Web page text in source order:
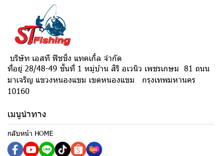
บริษัท เอสที ฟิชชิ่ง แทคเกิ้ล จำกัด
ที่อยู่ 28/48-49 ชั้นที่ 1 หมู่บ้าน สิริ อเวนิว เพชรเกษม 81 ถนน
มาเจริญ แขวงหนองแขม เขตหนองแขม กรุงเทพมหานคร
10160
เมนูนำทาง
กลับหน้า HOME